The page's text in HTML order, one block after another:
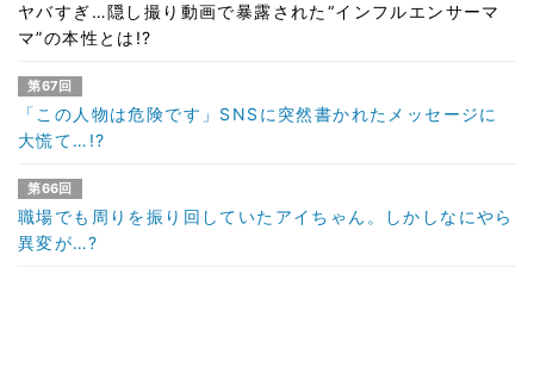
ヤバすぎ…隠し撮り動画で暴露された“インフルエンサーマ
マ”の本性とは!?
第67回
「この人物は危険です」SNSに突然書かれたメッセージに
大慌て…!?
第66回
職場でも周りを振り回していたアイちゃん。しかしなにやら
異変が…?